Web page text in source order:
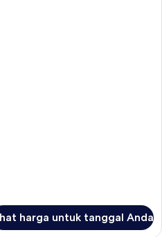
harga untuk tanggal Anda